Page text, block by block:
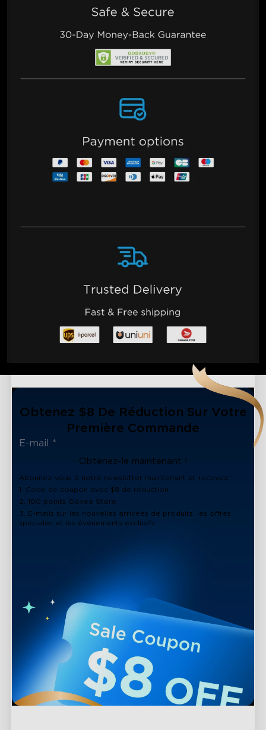
Obtenez $8 De Réduction Sur Votre
Première Commande
Obtenez-le maintenant !
Abonnez-vous à notre newsletter maintenant et recevez :
1. Code de coupon avec $8 de réduction
2. 100 points Govee Store
3. E-mails sur les nouvelles arrivées de produits, les offres
spéciales et les événements exclusifs